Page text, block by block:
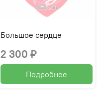
Большое сердце
2 300 ₽
Подробнее